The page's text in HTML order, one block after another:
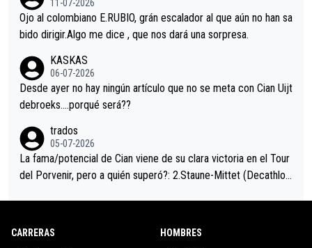
mano de una manera muy fraternal, más allá de los típicos toqu
es en el hombro con que saludaba a Vingegard. Ahí hubo una in
eta, a ver si por querer poner a Del Toro con calzador en posi
ción de podio UAE y Pojacar se van complicar el tour.
11-07-2026
Ojo al colombiano E.RUBIO, grán escalador al que aún no han sa
bido dirigir.Algo me dice , que nos dará una sorpresa.
KASKAS
06-07-2026
Desde ayer no hay ningún artículo que no se meta con Cian Uijt
debroeks….porqué será??
trados
05-07-2026
La fama/potencial de Cian viene de su clara victoria en el Tour
del Porvenir, pero a quién superó?: 2.Staune-Mittet (Decathlon,
8.Lenny Martinez (Bahrein), 9. Van Belle (Visma), 10. Vacek (Li
CARRERAS HOMBRES